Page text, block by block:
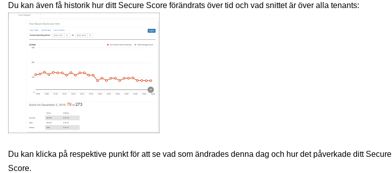
Du kan även få historik hur ditt Secure Score förändrats över tid och vad snittet är över alla tenants:
Du kan klicka på respektive punkt för att se vad som ändrades denna dag och hur det påverkade ditt Secure
Score.